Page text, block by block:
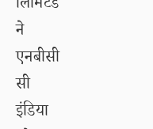
लिमिटेड
ने
एनबीसी
सी
इंडिया